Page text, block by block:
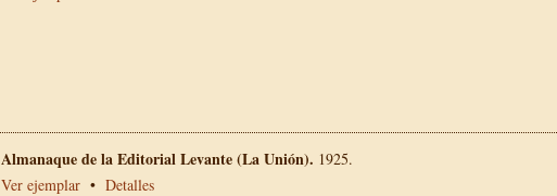
Almanaque de la Editorial Levante (La Unión). 1925.
Ver ejemplar • Detalles